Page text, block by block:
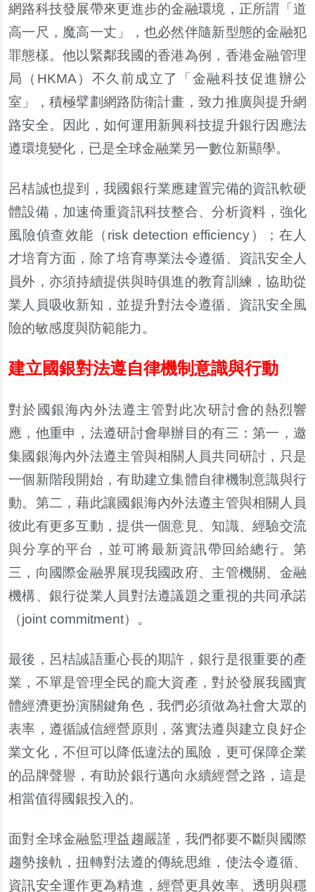
網路科技發展帶來更進步的金融環境，正所謂「道
高一尺，魔高一丈」，也必然伴隨新型態的金融犯
罪態樣。他以緊鄰我國的香港為例，香港金融管理
局（ HKMA ）不久前成立了「金融科技促進辦公
室」，積極擘劃網路防衛計畫，致力推廣與提升網
路安全。因此，如何運用新興科技提升銀行因應法
遵環境變化，已是全球金融業另一數位新顯學。
呂桔誠也提到，我國銀行業應建置完備的資訊軟硬
體設備，加速倚重資訊科技整合、分析資料，強化
風險偵查效能（ risk detection efficiency ）；在人
才培育方面，除了培育專業法令遵循、資訊安全人
員外，亦須持續提供與時俱進的教育訓練，協助從
業人員吸收新知，並提升對法令遵循、資訊安全風
險的敏感度與防範能力。
建立國銀對法遵自律機制意識與行動
對於國銀海內外法遵主管對此次研討會的熱烈響
應，他重申，法遵研討會舉辦目的有三：第一，邀
集國銀海內外法遵主管與相關人員共同研討，只是
一個新階段開始，有助建立集體自律機制意識與行
動。第二，藉此讓國銀海內外法遵主管與相關人員
彼此有更多互動，提供一個意見、知識、經驗交流
與分享的平台，並可將最新資訊帶回給總行。第
三，向國際金融界展現我國政府、主管機關、金融
機構、銀行從業人員對法遵議題之重視的共同承諾
（joint commitment）。
最後，呂桔誠語重心長的期許，銀行是很重要的產
業，不單是管理全民的龐大資產，對於發展我國實
體經濟更扮演關鍵角色，我們必須做為社會大眾的
表率，遵循誠信經營原則，落實法遵與建立良好企
業文化，不但可以降低違法的風險，更可保障企業
的品牌聲譽，有助於銀行邁向永續經營之路，這是
相當值得國銀投入的。
面對全球金融監理益趨嚴謹，我們都要不斷與國際
趨勢接軌，扭轉對法遵的傳統思維，使法令遵循、
資訊安全運作更為精進，經營更具效率、透明與穩